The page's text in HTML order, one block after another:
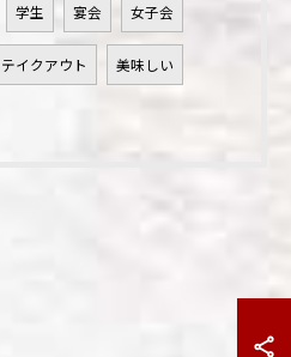
学生 宴会 女子会
テイクアウト 美味しい